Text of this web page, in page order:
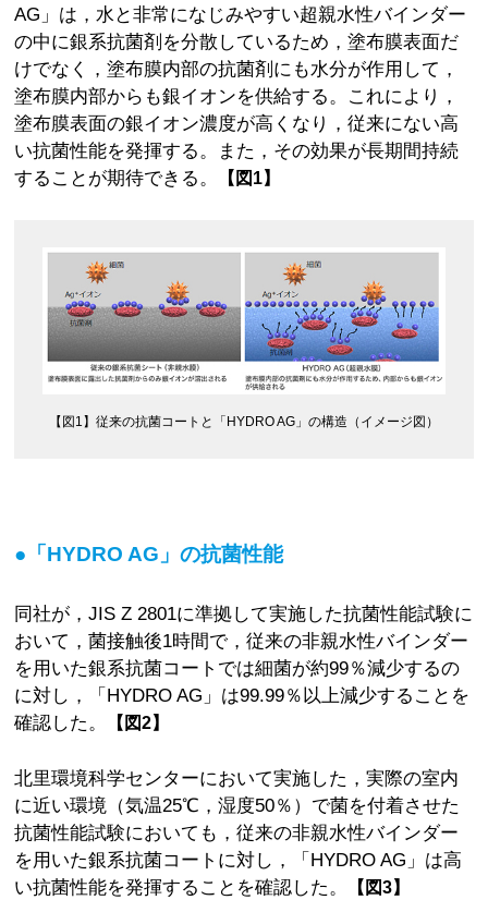
AG」は，水と非常になじみやすい超親水性バインダー
の中に銀系抗菌剤を分散しているため，塗布膜表面だ
けでなく，塗布膜内部の抗菌剤にも水分が作用して，
塗布膜内部からも銀イオンを供給する。これにより，
塗布膜表面の銀イオン濃度が高くなり，従来にない高
い抗菌性能を発揮する。また，その効果が長期間持続
することが期待できる。
【図1】
【図1】従来の抗菌コートと「HYDRO AG」の構造（イメージ図）
●「HYDRO AG」の抗菌性能
同社が，JIS Z 2801に準拠して実施した抗菌性能試験に
おいて，菌接触後1時間で，従来の非親水性バインダー
を用いた銀系抗菌コートでは細菌が約99％減少するの
に対し，「HYDRO AG」は99.99％以上減少することを
確認した。
【図2】
北里環境科学センターにおいて実施した，実際の室内
に近い環境（気温25℃，湿度50％）で菌を付着させた
抗菌性能試験においても，従来の非親水性バインダー
を用いた銀系抗菌コートに対し，「HYDRO AG」は高
い抗菌性能を発揮することを確認した。
【図3】